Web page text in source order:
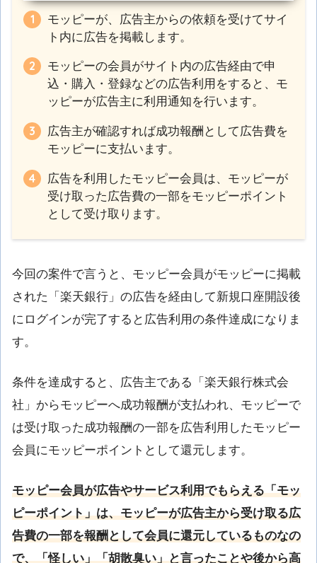
モッピーが、広告主からの依頼を受けてサイ
ト内に広告を掲載します。
モッピーの会員がサイト内の広告経由で申
込・購入・登録などの広告利用をすると、モ
ッピーが広告主に利用通知を行います。
広告主が確認すれば成功報酬として広告費を
モッピーに支払います。
広告を利用したモッピー会員は、モッピーが
受け取った広告費の一部をモッピーポイント
として受け取ります。
今回の案件で言うと、モッピー会員がモッピーに掲載
された「楽天銀行」の広告を経由して新規口座開設後
にログインが完了すると広告利用の条件達成になりま
す。
条件を達成すると、広告主である「楽天銀行株式会
社」からモッピーへ成功報酬が支払われ、モッピーで
は受け取った成功報酬の一部を広告利用したモッピー
会員にモッピーポイントとして還元します。
モッピー会員が広告やサービス利用でもらえる「モッ
ピーポイント」は、モッピーが広告主から受け取る広
告費の一部を報酬として会員に還元しているものなの
で、「怪しい」「胡散臭い」と言ったことや後から高